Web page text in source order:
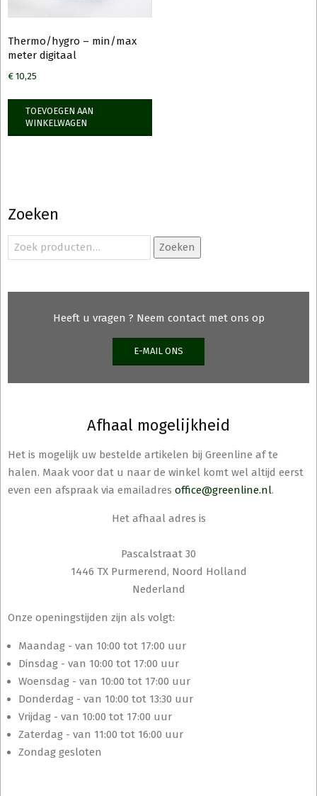
Thermo/hygro – min/max
meter digitaal
€ 10,25
TOEVOEGEN AAN
WINKELWAGEN
Zoeken
Zoeken
naar:
Zoeken
Heeft u vragen ? Neem contact met ons op
E-MAIL ONS
Afhaal mogelijkheid
Het is mogelijk uw bestelde artikelen bij Greenline af te
halen. Maak voor dat u naar de winkel komt wel altijd eerst
even een afspraak via emailadres office@greenline.nl.
Het afhaal adres is
Pascalstraat 30
1446 TX Purmerend, Noord Holland
Nederland
Onze openingstijden zijn als volgt:
Maandag - van 10:00 tot 17:00 uur
Dinsdag - van 10:00 tot 17:00 uur
Woensdag - van 10:00 tot 17:00 uur
Donderdag - van 10:00 tot 13:30 uur
Vrijdag - van 10:00 tot 17:00 uur
Zaterdag - van 11:00 tot 16:00 uur
Zondag gesloten